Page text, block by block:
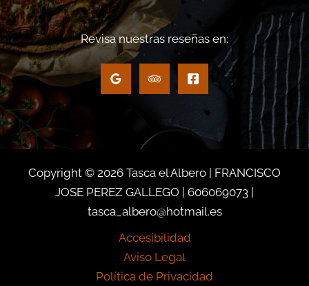
Revisa nuestras reseñas en:
Copyright © 2026 Tasca el Albero | FRANCISCO
JOSE PEREZ GALLEGO | 606069073 |
tasca_albero@hotmail.es
Accesibilidad
Aviso Legal
Política de Privacidad